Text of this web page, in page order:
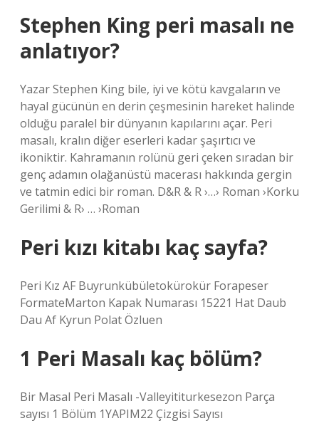
Stephen King peri masalı ne
anlatıyor?
Yazar Stephen King bile, iyi ve kötü kavgaların ve
hayal gücünün en derin çeşmesinin hareket halinde
olduğu paralel bir dünyanın kapılarını açar. Peri
masalı, kralın diğer eserleri kadar şaşırtıcı ve
ikoniktir. Kahramanın rolünü geri çeken sıradan bir
genç adamın olağanüstü macerası hakkında gergin
ve tatmin edici bir roman. D&R & R ›…› Roman ›Korku
Gerilimi & R› … ›Roman
Peri kızı kitabı kaç sayfa?
Peri Kız AF Buyrunkübületokürokür Forapeser
FormateMarton Kapak Numarası 15221 Hat Daub
Dau Af Kyrun Polat Özluen
1 Peri Masalı kaç bölüm?
Bir Masal Peri Masalı -Valleyititurkesezon Parça
sayısı 1 Bölüm 1YAPIM22 Çizgisi Sayısı